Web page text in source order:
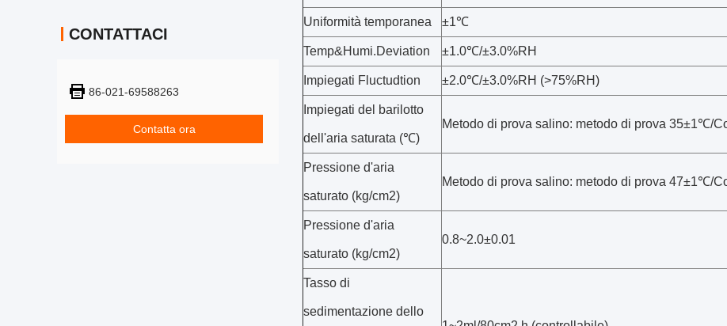
CONTATTACI
86-021-69588263
Contatta ora
Uniformità temporanea ±1℃
Temp&Humi.Deviation ±1.0℃/±3.0%RH
Impiegati Fluctudtion ±2.0℃/±3.0%RH (>75%RH)
Impiegati del barilotto
dell'aria saturata (℃)
Metodo di prova salino: metodo di prova 35±1℃/
Pressione d'aria
saturato (kg/cm2)
Metodo di prova salino: metodo di prova 47±1℃/
Pressione d'aria
saturato (kg/cm2)
0.8~2.0±0.01
Tasso di
sedimentazione dello